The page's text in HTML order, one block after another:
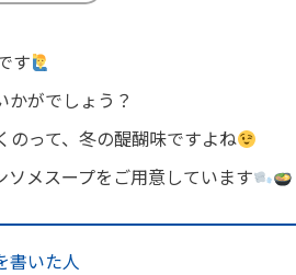
す
かがでしょう？
のって、冬の醍醐味ですよね
メスープをご用意しています
書いた人